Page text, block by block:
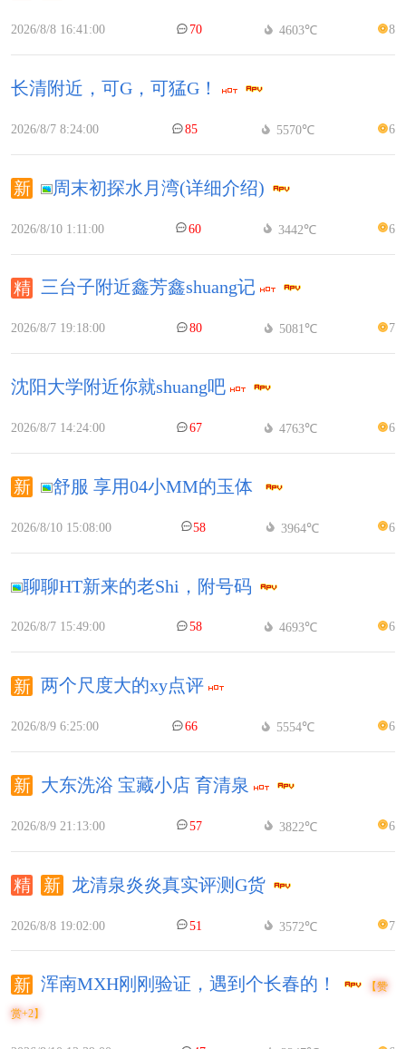
2026/8/8 16:41:00 70 4603℃ 8
长清附近，可G，可猛G！
2026/8/7 8:24:00 85 5570℃ 6
周末初探水月湾(详细介绍)
2026/8/10 1:11:00 60 3442℃ 6
三台子附近鑫芳鑫shuang记
2026/8/7 19:18:00 80 5081℃ 7
沈阳大学附近你就shuang吧
2026/8/7 14:24:00 67 4763℃ 6
舒服 享用04小MM的玉体
2026/8/10 15:08:00 58 3964℃ 6
聊聊HT新来的老Shi，附号码
2026/8/7 15:49:00 58 4693℃ 6
两个尺度大的xy点评
2026/8/9 6:25:00 66 5554℃ 6
大东洗浴 宝藏小店 育清泉
2026/8/9 21:13:00 57 3822℃ 6
龙清泉炎炎真实评测G货
2026/8/8 19:02:00 51 3572℃ 7
浑南MXH刚刚验证，遇到个长春的！ 【赞
赏+2】